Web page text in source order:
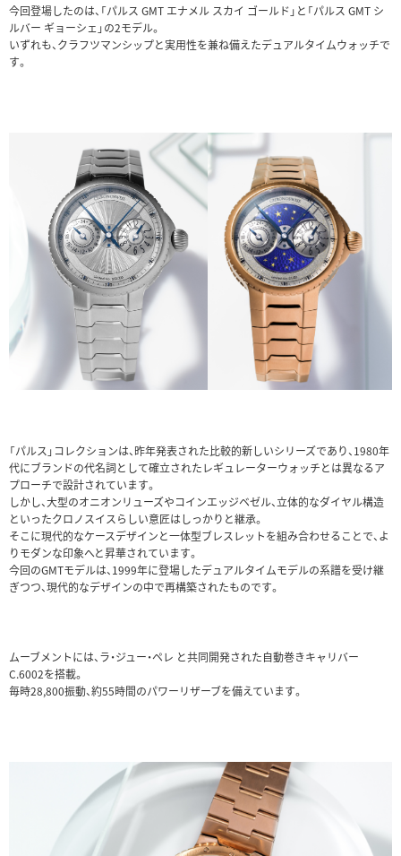
今回登場したのは、「パルス GMT エナメル スカイ ゴールド」と「パルス GMT シ
ルバー ギョーシェ」の2モデル。
いずれも、クラフツマンシップと実用性を兼ね備えたデュアルタイムウォッチで
す。
「パルス」コレクションは、昨年発表された比較的新しいシリーズであり、1980年
代にブランドの代名詞として確立されたレギュレーターウォッチとは異なるア
プローチで設計されています。
しかし、大型のオニオンリューズやコインエッジベゼル、立体的なダイヤル構造
といったクロノスイスらしい意匠はしっかりと継承。
そこに現代的なケースデザインと一体型ブレスレットを組み合わせることで、よ
りモダンな印象へと昇華されています。
今回のGMTモデルは、1999年に登場したデュアルタイムモデルの系譜を受け継
ぎつつ、現代的なデザインの中で再構築されたものです。
ムーブメントには、ラ・ジュー・ペレ と共同開発された自動巻きキャリバー
C.6002を搭載。
毎時28,800振動、約55時間のパワーリザーブを備えています。